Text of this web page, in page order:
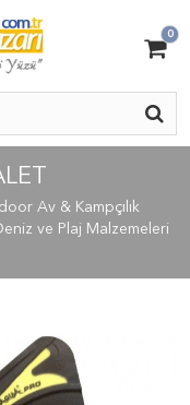
0
Av & Kampçılık
ve Plaj Malzemeleri